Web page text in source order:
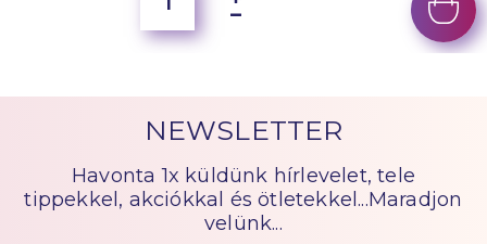
NEWSLETTER
Havonta 1x küldünk hírlevelet, tele
tippekkel, akciókkal és ötletekkel...Maradjon
velünk...